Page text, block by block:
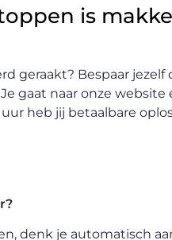
is
geraakt? Bespaar
gaat naar onze
heb jij betaalbare
denk je automatisch